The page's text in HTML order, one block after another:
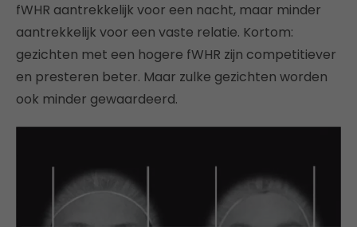
fWHR aantrekkelijk voor een nacht, maar minder
aantrekkelijk voor een vaste relatie. Kortom:
gezichten met een hogere fWHR zijn competitiever
en presteren beter. Maar zulke gezichten worden
ook minder gewaardeerd.